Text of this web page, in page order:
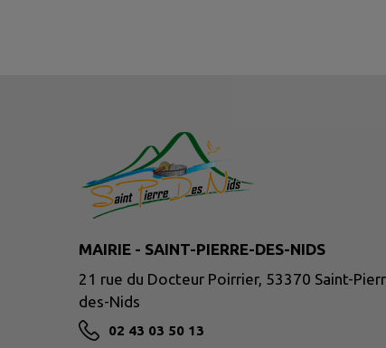
MAIRIE - SAINT-PIERRE-DES-NIDS
21 rue du Docteur Poirrier, 53370 Saint-
des-Nids
02 43 03 50 13